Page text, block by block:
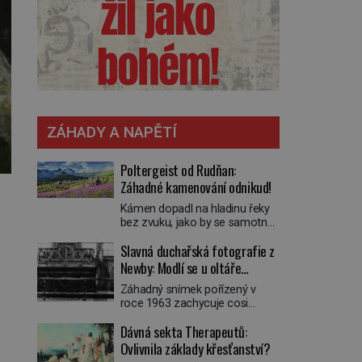
ZÁHADY A NAPĚTÍ
Poltergeist od Rudňan:
Záhadné kamenování odnikud!
Kámen dopadl na hladinu řeky
bez zvuku, jako by se samotná
chlapců bolestně strhl ruku, ale
další úder ho zasáhl dříve, než si
vůbec uvědomil pohyb: tiše,
nelidsky přesně. „Odkud…?“
zachrčel starší student, ale v
kdo by po nich mohl cokoliv
házet. A když se […]
Slavná duchařská fotografie z
Newby: Modlí se u oltáře
přízračný mnich?
Záhadný snímek pořízený v
roce 1963 zachycuje cosi
poloprůhledná postava stojící u
oltáře je duch mnicha ze 16.
století s bílým závojem přes
Dávná sekta Therapeutů:
Ovlivnila základy křesťanství?